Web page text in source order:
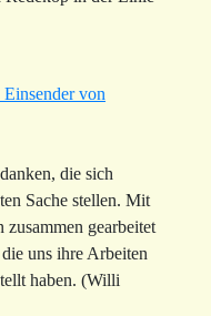
von
die sich
Sache stellen. Mit
gearbeitet
uns ihre Arbeiten
haben. (Willi